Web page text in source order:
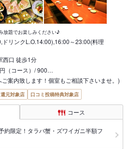
放題でお楽しみください♪
リンクL.O.14:00),16:00～23:00(料理
西口 徒歩1分
（コース）/ 900…
案内致します！個室もご相談下さいませ。)
元対象店 口コミ投稿特典対象店
コース
限定！タラバ蟹・ズワイガニ半額フ